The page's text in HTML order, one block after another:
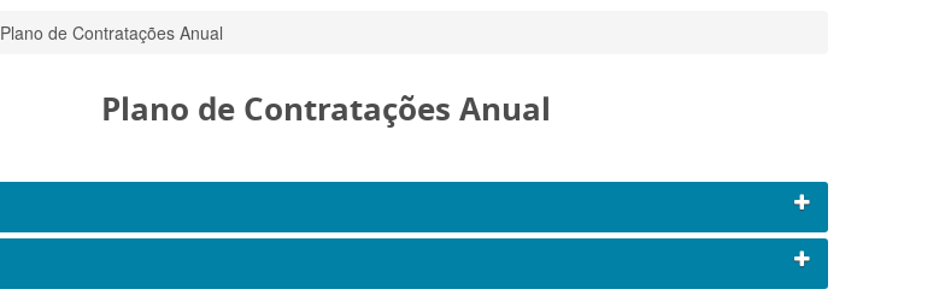
Plano de Contratações Anual
Plano de Contratações Anual